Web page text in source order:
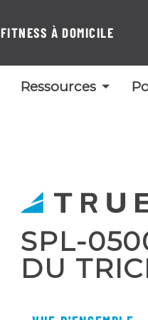
FITNESS À DOMICILE
Ressources
SPL-
DU